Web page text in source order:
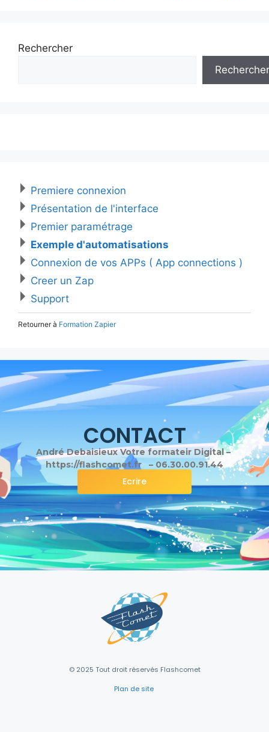
Rechercher
Rechercher
Premiere connexion
Présentation de l'interface
Premier paramétrage
Exemple d'automatisations
Connexion de vos APPs ( App connections )
Creer un Zap
Support
Retourner à Formation Zapier
CONTACT
André Debaisieux Votre formateir Digital –
https://flashcomet.fr – 06.30.00.91.44
Ecrire
© 2025 Tout droit réservés Flashcomet
Plan de site